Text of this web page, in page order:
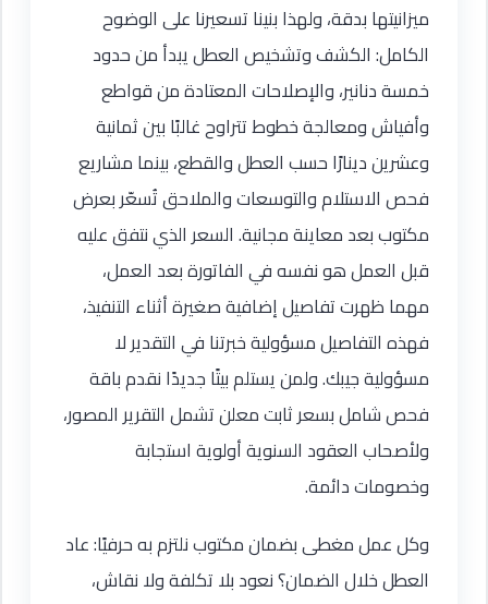
ميزانيتها بدقة، ولهذا بنينا تسعيرنا على الوضوح
الكامل: الكشف وتشخيص العطل يبدأ من حدود
خمسة دنانير، والإصلاحات المعتادة من قواطع
وأفياش ومعالجة خطوط تتراوح غالبًا بين ثمانية
وعشرين دينارًا حسب العطل والقطع، بينما مشاريع
فحص الاستلام والتوسعات والملاحق تُسعّر بعرض
مكتوب بعد معاينة مجانية. السعر الذي نتفق عليه
قبل العمل هو نفسه في الفاتورة بعد العمل،
مهما ظهرت تفاصيل إضافية صغيرة أثناء التنفيذ،
فهذه التفاصيل مسؤولية خبرتنا في التقدير لا
مسؤولية جيبك. ولمن يستلم بيتًا جديدًا نقدم باقة
فحص شامل بسعر ثابت معلن تشمل التقرير المصور،
ولأصحاب العقود السنوية أولوية استجابة
وخصومات دائمة.
وكل عمل مغطى بضمان مكتوب نلتزم به حرفيًا: عاد
العطل خلال الضمان؟ نعود بلا تكلفة ولا نقاش،